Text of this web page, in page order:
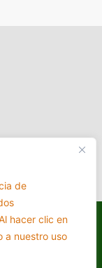
de
hacer clic en
a nuestro uso
de Cookies